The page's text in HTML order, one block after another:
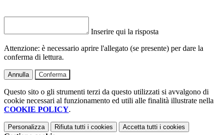
Inserire qui la risposta
Attenzione: è necessario aprire l'allegato (se presente) per dare la
conferma di lettura.
Annulla Conferma
Questo sito o gli strumenti terzi da questo utilizzati si avvalgono di
cookie necessari al funzionamento ed utili alle finalità illustrate nella
COOKIE POLICY.
Personalizza Rifiuta tutti i cookies Accetta tutti i cookies